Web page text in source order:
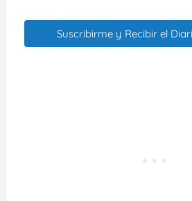
Suscribirme y Recibir el